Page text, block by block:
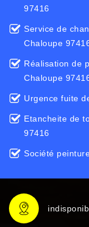
97416
Service de
Chaloupe
Réalisation de
Chaloupe
Urgence fuite
Etancheite de
97416
Société